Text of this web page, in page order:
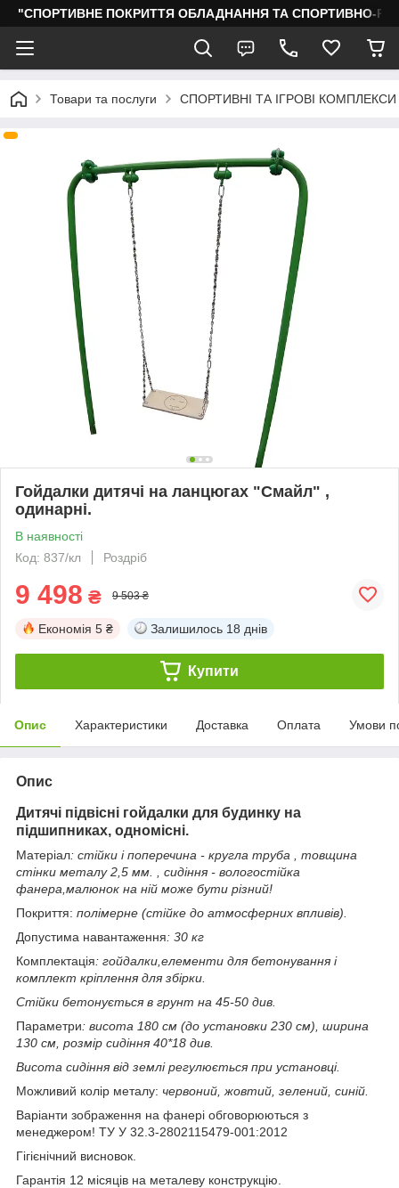
"СПОРТИВНЕ ПОКРИТТЯ ОБЛАДНАННЯ ТА СПОРТИВНО-
Товари та послуги СПОРТИВНІ ТА ІГРОВІ
Гойдалки дитячі на ланцюгах "Смайл" ,
одинарні.
В наявності
Код: 837/кл
Роздріб
9 498 ₴ 9 503 ₴
Економія 5 ₴ Залишилось 18 днів
Купити
Опис Характеристики Доставка Оплата Умови
Опис
Дитячі підвісні гойдалки для будинку на
підшипниках, одномісні.
Матеріал: стійки і поперечина - кругла труба , товщина
стінки металу 2,5 мм. , сидіння - вологостійка
фанера,малюнок на ній може бути різний!
Покриття: полімерне (стійке до атмосферних впливів).
Допустима навантаження: 30 кг
Комплектація: гойдалки,елементи для бетонування і
комплект кріплення для збірки.
Стійки бетонується в грунт на 45-50 див.
Параметри: висота 180 см (до установки 230 см), ширина
130 см, розмір сидіння 40*18 див.
Висота сидіння від землі регулюється при установці.
Можливий колір металу: червоний, жовтий, зелений, синій.
Варіанти зображення на фанері обговорюються з
менеджером! ТУ У 32.3-2802115479-001:2012
Гігієнічний висновок.
Гарантія 12 місяців на металеву конструкцію.